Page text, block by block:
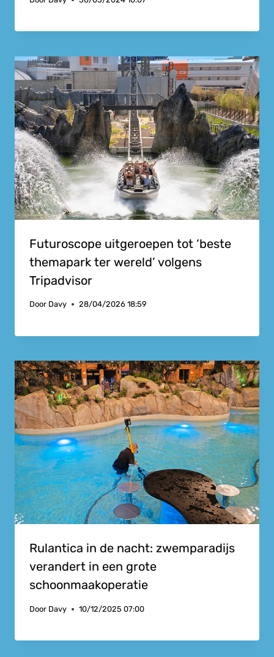
Futuroscope uitgeroepen tot ‘beste
themapark ter wereld’ volgens
Tripadvisor
Door Davy 28/04/2026 18:59
Rulantica in de nacht: zwemparadijs
verandert in een grote
schoonmaakoperatie
Door Davy 10/12/2025 07:00